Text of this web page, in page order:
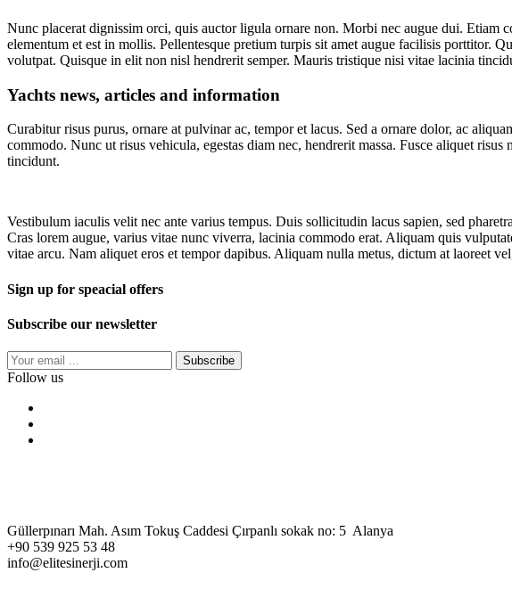
Nunc placerat dignissim orci, quis auctor ligula ornare non. Morbi nec augue dui. Etiam
elementum et est in mollis. Pellentesque pretium turpis sit amet augue facilisis porttitor.
volutpat. Quisque in elit non nisl hendrerit semper. Mauris tristique nisi vitae lacinia
Yachts news, articles and information
Curabitur risus purus, ornare at pulvinar ac, tempor et lacus. Sed a ornare dolor, ac
commodo. Nunc ut risus vehicula, egestas diam nec, hendrerit massa. Fusce aliquet
tincidunt.
Vestibulum iaculis velit nec ante varius tempus. Duis sollicitudin lacus sapien, sed
Cras lorem augue, varius vitae nunc viverra, lacinia commodo erat. Aliquam quis
vitae arcu. Nam aliquet eros et tempor dapibus. Aliquam nulla metus, dictum at laoreet
Sign up for speacial offers
Subscribe our newsletter
Subscribe
Follow us
Güllerpınarı Mah. Asım Tokuş Caddesi Çırpanlı sokak no: 5 Alanya
+90 539 925 53 48
info@elitesinerji.com